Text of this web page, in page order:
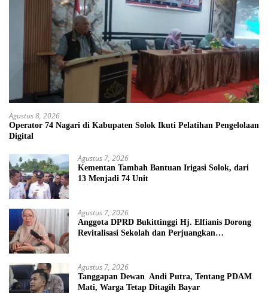
Agustus 8, 2026
Operator 74 Nagari di Kabupaten Solok Ikuti Pelatihan Pengelolaan
Digital
Agustus 7, 2026
Kementan Tambah Bantuan Irigasi Solok, dari
13 Menjadi 74 Unit
Agustus 7, 2026
Anggota DPRD Bukittinggi Hj. Elfianis Dorong
Revitalisasi Sekolah dan Perjuangkan
Agustus 7, 2026
Tanggapan Dewan Andi Putra, Tentang PDAM
Mati, Warga Tetap Ditagih Bayar